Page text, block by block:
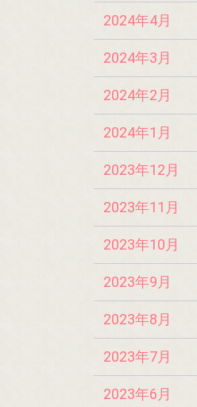
2024年4月
2024年3月
2024年2月
2024年1月
2023年12月
2023年11月
2023年10月
2023年9月
2023年8月
2023年7月
2023年6月